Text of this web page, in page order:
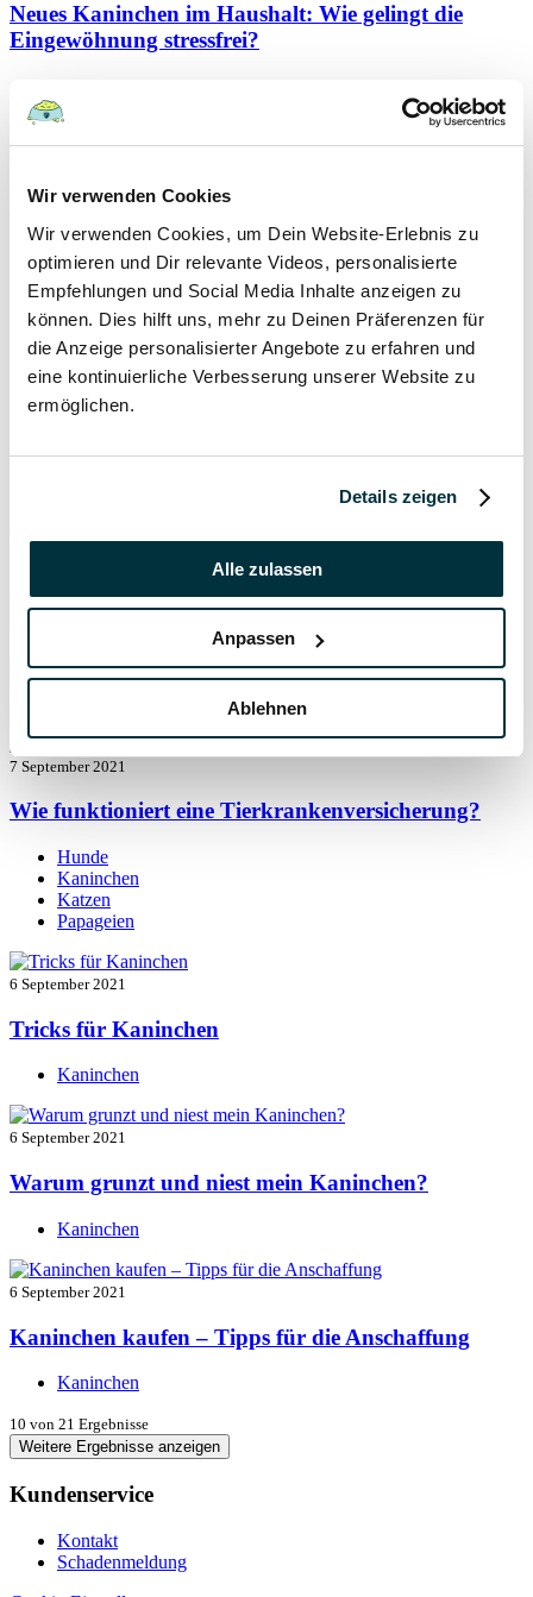
Wir verwenden Cookies
Wir verwenden Cookies, um Dein Website-Erlebnis zu
optimieren und Dir relevante Videos, personalisierte
Empfehlungen und Social Media Inhalte anzeigen zu
können. Dies hilft uns, mehr zu Deinen Präferenzen für
die Anzeige personalisierter Angebote zu erfahren und
eine kontinuierliche Verbesserung unserer Website zu
ermöglichen.
Details zeigen
Alle zulassen
Anpassen
Ablehnen
Neues Kaninchen im Haushalt: Wie gelingt die
Eingewöhnung stressfrei?
19 September 2021
Schutzvertrag – gültig oder nicht?
Hunde
Kaninchen
Katzen
Papageien
7 September 2021
Hygieneregeln beim Tierarzt für Mensch und Tier
Hunde
Kaninchen beschäftigen: so bleibt der Alltag
7 September 2021
Wie funktioniert eine Tierkrankenversicherung?
Hunde
Kaninchen
Katzen
Papageien
6 September 2021
Tricks für Kaninchen
Kaninchen
6 September 2021
Warum grunzt und niest mein Kaninchen?
Kaninchen
6 September 2021
Kaninchen kaufen – Tipps für die Anschaffung
Kaninchen
10 von 21 Ergebnisse
Weitere Ergebnisse anzeigen
Kundenservice
Kontakt
Schadenmeldung